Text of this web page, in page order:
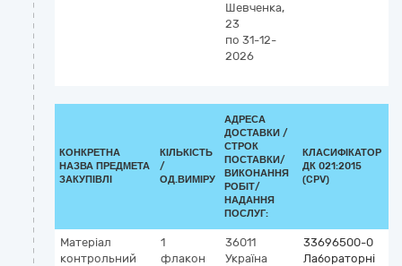
Шевченка,
23
по 31-12-
2026
КОНКРЕТНА
НАЗВА ПРЕДМЕТА
ЗАКУПІВЛІ
КІЛЬКІСТЬ
/
ОД.ВИМІРУ
АДРЕСА
ДОСТАВКИ /
СТРОК
ПОСТАВКИ/
ВИКОНАННЯ
РОБІТ/
НАДАННЯ
ПОСЛУГ:
КЛАСИФІКАТОР
ДК 021:2015
(CPV)
Матеріал
контрольний
1
флакон
36011
Україна
33696500-0
Лабораторні